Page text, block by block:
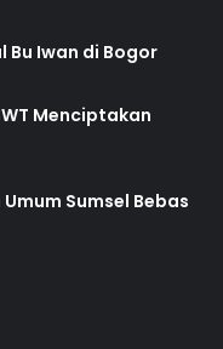
Bu Iwan di Bogor
Menciptakan
Sumsel Bebas